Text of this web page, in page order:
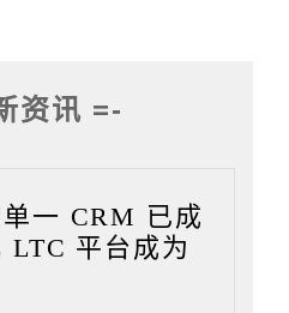
资讯 =-
一 CRM 已成
LTC 平台成为